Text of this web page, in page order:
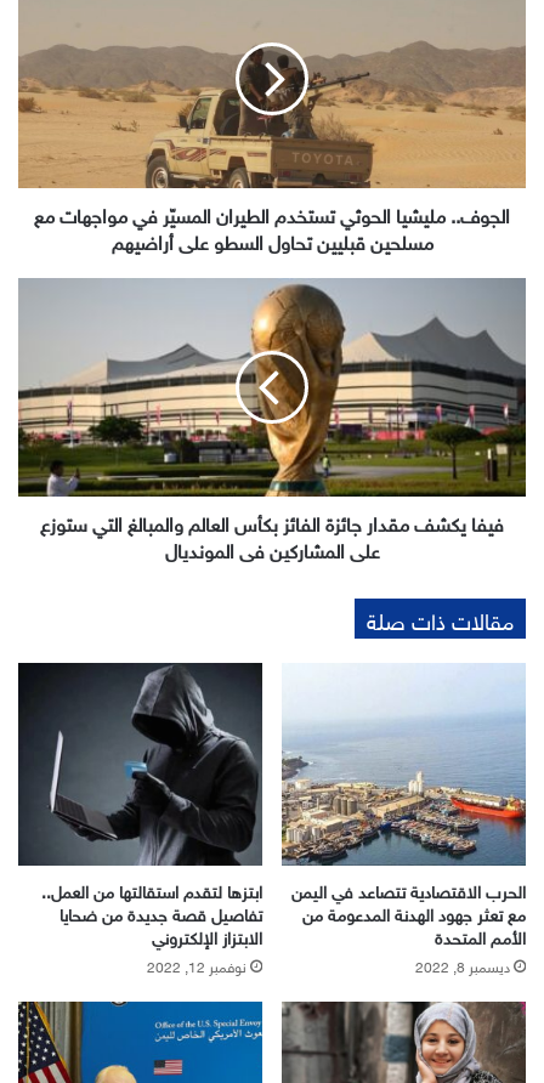
تستخدم
الطيران
المسيّر
في
مواجهات
مع
مسلحين
قبليين
السطو
أراضيهم
الجوف.. مليشيا الحوثي تستخدم الطيران المسيّر في مواجهات مع
مسلحين قبليين تحاول السطو على أراضيهم
مقدار
جائزة
الفائز
بكأس
العالم
والمبالغ
التي
ستوزع
في
المونديال
فيفا يكشف مقدار جائزة الفائز بكأس العالم والمبالغ التي ستوزع
على المشاركين في المونديال
مقالات ذات صلة
الحرب الاقتصادية تتصاعد في اليمن
مع تعثر جهود الهدنة المدعومة من
الأمم المتحدة
ديسمبر 8, 2022
ابتزها لتقدم استقالتها من العمل..
تفاصيل قصة جديدة من ضحايا
الابتزاز الإلكتروني
نوفمبر 12, 2022